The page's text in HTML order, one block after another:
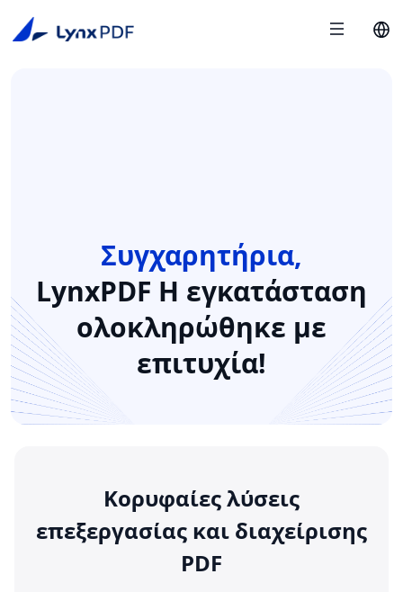
Συγχαρητήρια,
LynxPDF Η εγκατάσταση
ολοκληρώθηκε με
επιτυχία!
Κορυφαίες λύσεις
επεξεργασίας και διαχείρισης
PDF